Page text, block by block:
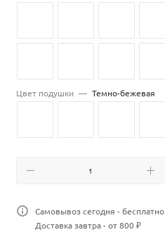
Цвет подушки — Темно-бежевая
Самовывоз сегодня - бесплатно
Доставка завтра - от 800 ₽